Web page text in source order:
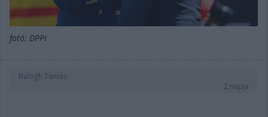
fotó: DPPI
Balogh Tamás
2 napja